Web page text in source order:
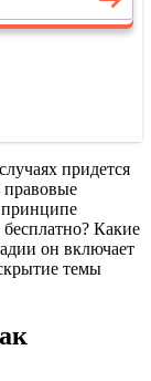
придется
правовые
Какие
он включает
темы